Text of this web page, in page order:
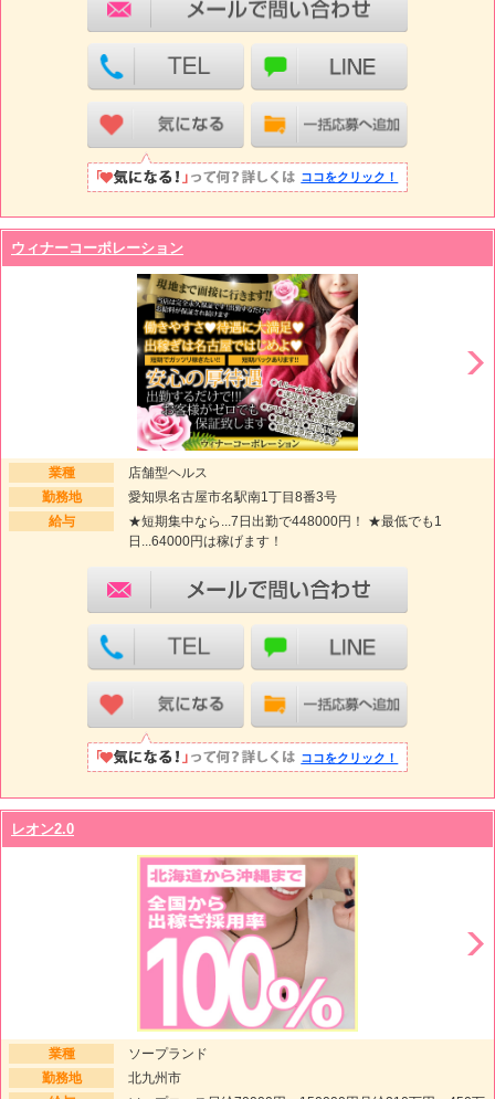
ココをクリック！
ウィナーコーポレーション
業種
店舗型ヘルス
勤務地
愛知県名古屋市名駅南1丁目8番3号
給与
★短期集中なら...7日出勤で448000円！ ★最低でも1
日...64000円は稼げます！
ココをクリック！
レオン2.0
業種
ソープランド
勤務地
北九州市